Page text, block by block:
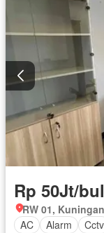
Rp 50Jt/
AC
Alarm Cctv